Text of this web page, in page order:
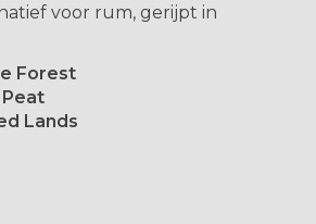
voor rum, gerijpt in
Forest
Lands